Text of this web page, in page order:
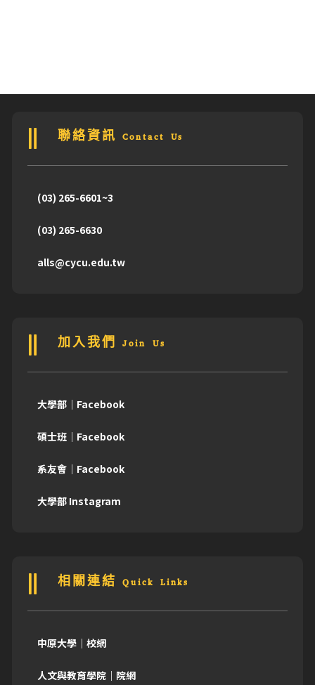
聯絡資訊 Contact Us
(03) 265-6601~3
(03) 265-6630
alls@cycu.edu.tw
加入我們 Join Us
大學部｜Facebook
碩士班｜Facebook
系友會｜Facebook
大學部 Instagram
相關連結 Quick Links
中原大學｜校網
人文與教育學院｜院網